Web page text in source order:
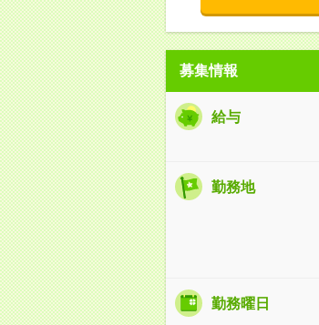
募集情報
給与
勤務地
勤務曜日